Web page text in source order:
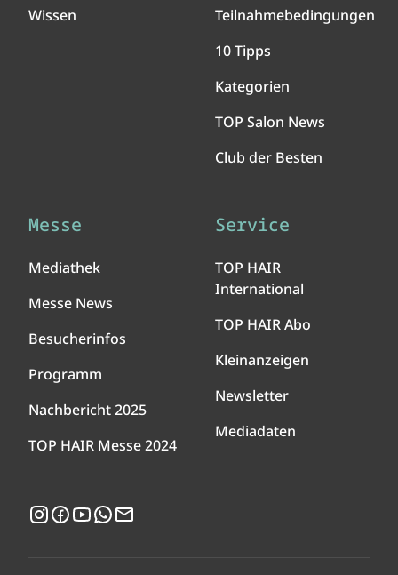
Wissen
Teilnahmebedingungen
10 Tipps
Kategorien
TOP Salon News
Club der Besten
Messe
Mediathek
Messe News
Besucherinfos
Programm
Nachbericht 2025
TOP HAIR Messe 2024
Service
TOP HAIR
International
TOP HAIR Abo
Kleinanzeigen
Newsletter
Mediadaten
Instagram
Facebook
YouTubeWhatsApp